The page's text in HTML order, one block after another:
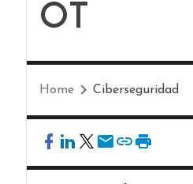
OT
Home Ciberseguridad